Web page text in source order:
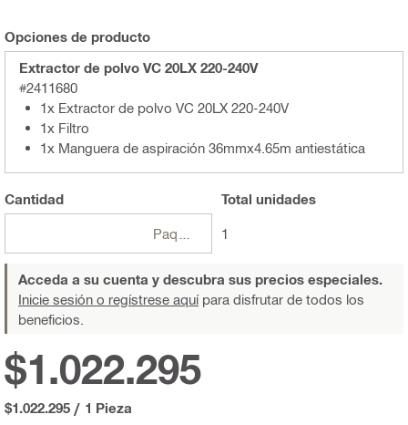
Opciones de producto
Extractor de polvo VC 20LX 220-240V
#2411680
1x Extractor de polvo VC 20LX 220-240V
1x Filtro
1x Manguera de aspiración 36mmx4.65m antiestática
Cantidad Total unidades
1
Acceda a su cuenta y descubra sus precios especiales.
Inicie sesión o regístrese aquípara disfrutar de todos los
beneficios.
$1.022.295
$1.022.295 / 1 Pieza